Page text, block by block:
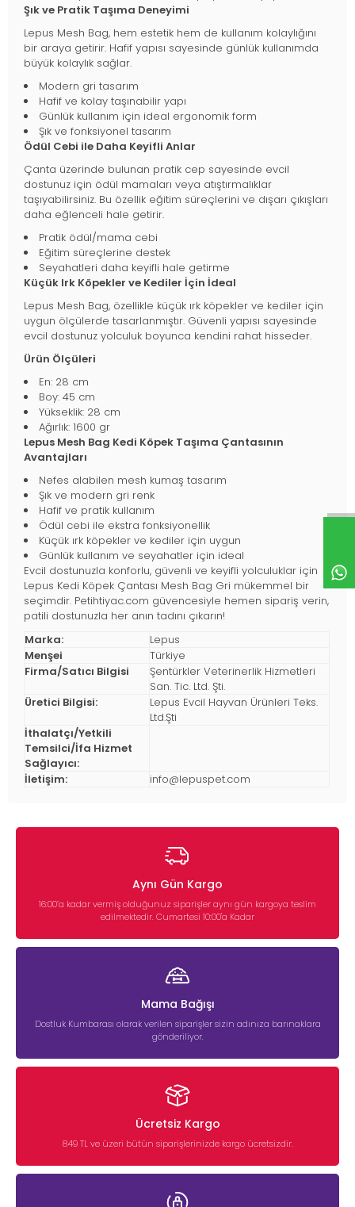
Şık ve Pratik Taşıma Deneyimi
Lepus Mesh Bag, hem estetik hem de kullanım kolaylığını
bir araya getirir. Hafif yapısı sayesinde günlük kullanımda
büyük kolaylık sağlar.
Modern gri tasarım
Hafif ve kolay taşınabilir yapı
Günlük kullanım için ideal ergonomik form
Şık ve fonksiyonel tasarım
Ödül Cebi ile Daha Keyifli Anlar
Çanta üzerinde bulunan pratik cep sayesinde evcil
dostunuz için ödül mamaları veya atıştırmalıklar
taşıyabilirsiniz. Bu özellik eğitim süreçlerini ve dışarı çıkışları
daha eğlenceli hale getirir.
Pratik ödül/mama cebi
Eğitim süreçlerine destek
Seyahatleri daha keyifli hale getirme
Küçük Irk Köpekler ve Kediler İçin İdeal
Lepus Mesh Bag, özellikle küçük ırk köpekler ve kediler için
uygun ölçülerde tasarlanmıştır. Güvenli yapısı sayesinde
evcil dostunuz yolculuk boyunca kendini rahat hisseder.
Ürün Ölçüleri
En: 28 cm
Boy: 45 cm
Yükseklik: 28 cm
Ağırlık: 1600 gr
Lepus Mesh Bag Kedi Köpek Taşıma Çantasının
Avantajları
Nefes alabilen mesh kumaş tasarım
Şık ve modern gri renk
Hafif ve pratik kullanım
Ödül cebi ile ekstra fonksiyonellik
Küçük ırk köpekler ve kediler için uygun
Günlük kullanım ve seyahatler için ideal
Evcil dostunuzla konforlu, güvenli ve keyifli yolculuklar için
Lepus Kedi Köpek Çantası Mesh Bag Gri mükemmel bir
seçimdir. Petihtiyac.com güvencesiyle hemen sipariş verin,
patili dostunuzla her anın tadını çıkarın!
Marka:
Lepus
Menşei
Türkiye
Firma/Satıcı Bilgisi
Şentürkler Veterinerlik Hizmetleri
San. Tic. Ltd. Şti.
Üretici Bilgisi:
Lepus Evcil Hayvan Ürünleri Teks.
Ltd.Şti
İthalatçı/Yetkili
Temsilci/İfa Hizmet
Sağlayıcı:
İletişim:
info@lepuspet.com
Aynı Gün Kargo
16:00’a kadar vermiş olduğunuz siparişler aynı gün kargoya teslim
edilmektedir. Cumartesi 10:00'a Kadar
Mama Bağışı
Dostluk Kumbarası olarak verilen siparişler sizin adınıza barınaklara
gönderiliyor.
Ücretsiz Kargo
849 TL ve üzeri bütün siparişlerinizde kargo ücretsizdir.